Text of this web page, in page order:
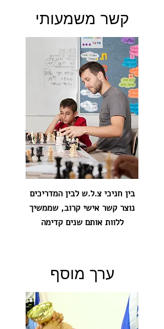
קשר משמעותי
בין חניכי צ.ל.ש לבין המדריכים
נוצר קשר אישי קרוב, שממשיך
ללוות אותם שנים קדימה
ערך מוסף